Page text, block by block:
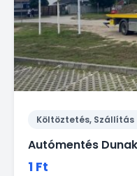
Költöztetés, Szállítás
Autómentés
1 Ft